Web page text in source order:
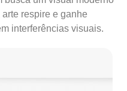
respire e ganhe
interferências visuais.